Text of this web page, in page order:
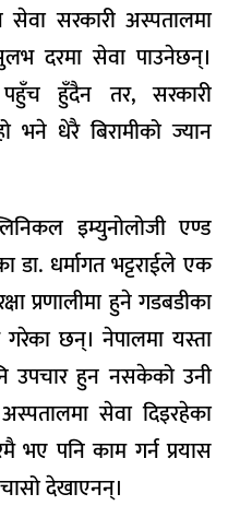
सेवा सरकारी अस्पतालमा
दरमा सेवा पाउनेछन्।
पहुँच हुँदैन तर, सरकारी
धेरै बिरामीको ज्यान
इम्युनोलोजी एण्ड
डा. धर्मागत भट्टराईले एक
प्रणालीमा हुने गडबडीका
गरेका छन्। नेपालमा यस्ता
उपचार हुन नसकेको उनी
सेवा दिइरहेका
भए पनि काम गर्न प्रयास
देखाएनन्।